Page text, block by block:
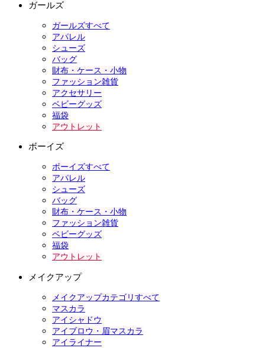
ガールズ
ガールズすべて
アパレル
シューズ
バッグ
財布・ケース・小物
ファッション雑貨
アクセサリー
ベビーグッズ
福袋
アウトレット
ボーイズ
ボーイズすべて
アパレル
シューズ
バッグ
財布・ケース・小物
ファッション雑貨
ベビーグッズ
福袋
アウトレット
メイクアップ
メイクアップカテゴリすべて
マスカラ
アイシャドウ
アイブロウ・眉マスカラ
アイライナー